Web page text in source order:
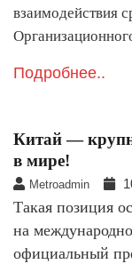
взаимодействия
Подробнее..
Китай —
в мире!
Metroadmin
Такая позиция
на
официальный